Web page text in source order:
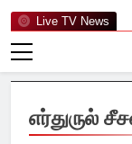
Live TV News
எர்துருல்